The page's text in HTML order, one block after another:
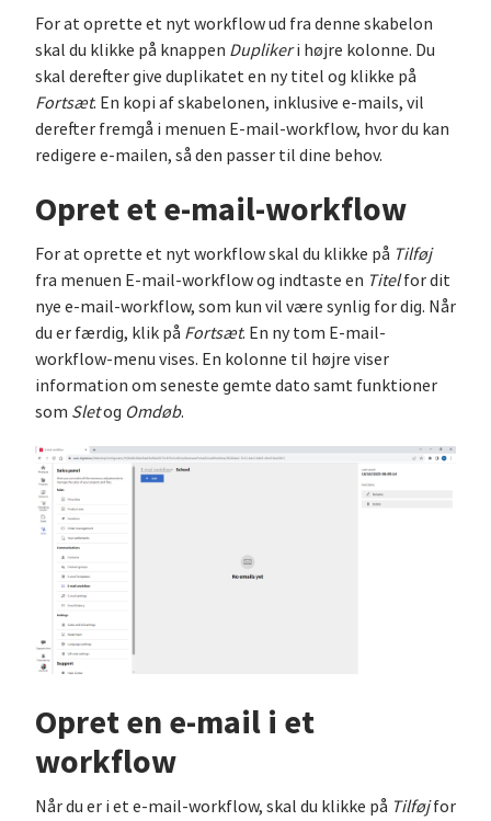
For at oprette et nyt workflow ud fra denne skabelon
skal du klikke på knappen Duplikeri højre kolonne. Du
skal derefter give duplikatet en ny titel og klikke på
Fortsæt. En kopi af skabelonen, inklusive e-mails, vil
derefter fremgå i menuen E-mail-workflow, hvor du kan
redigere e-mailen, så den passer til dine behov.
Opret et e-mail-workflow
For at oprette et nyt workflow skal du klikke på Tilføj
fra menuen E-mail-workflow og indtaste en Titelfor dit
nye e-mail-workflow, som kun vil være synlig for dig. Når
du er færdig, klik på Fortsæt. En ny tom E-mail-
workflow-menu vises. En kolonne til højre viser
information om seneste gemte dato samt funktioner
som Sletog Omdøb.
Opret en e-mail i et
workflow
Når du er i et e-mail-workflow, skal du klikke på Tilføjfor